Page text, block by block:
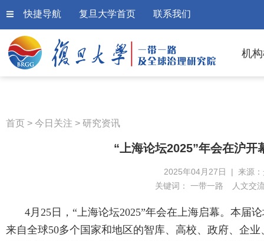
快捷导航 复旦大学首页 联系我们
机
首页 > 今日关注 > 研究资讯
“上海论坛2025”年会在沪
2025年04月27日 | 来源
关键词： 一带一路 人文交
4月25日，“上海论坛2025”年会在上海启幕。本届
来自全球50多个国家和地区的智库、高校、政府、企